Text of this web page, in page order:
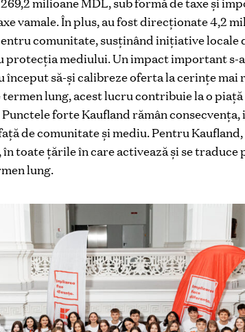
vamale. În plus, au fost direcționate 4,2
comunitate, susținând inițiative locale
protecția mediului. Un impact important s-
să-și calibreze oferta la cerințe mai
lung, acest lucru contribuie la o
Punctele forte Kaufland rămân
de comunitate și mediu. Pentru
toate țările în care activează și se
lung.